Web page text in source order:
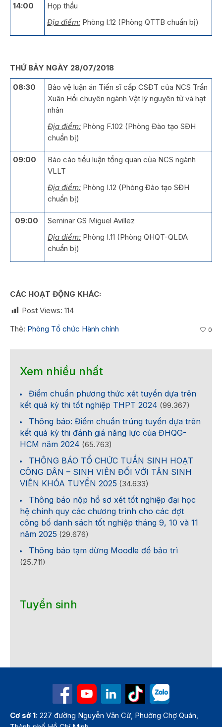
14:00
Họp thầu
Địa điểm: Phòng I.12 (Phòng QTTB chuẩn bị)
THỨ BẢY NGÀY 28/07/2018
08:30
Bảo vệ luận án Tiến sĩ cấp CSĐT của NCS Trần
Xuân Hồi chuyên ngành Vật lý nguyên tử và hạt
nhân
Địa điểm: Phòng F.102 (Phòng Đào tạo SĐH
chuẩn bị)
09:00
Báo cáo tiểu luận tổng quan của NCS ngành
VLLT
Địa điểm: Phòng I.12 (Phòng Đào tạo SĐH
chuẩn bị)
09:00
Seminar GS Miguel Avillez
Địa điểm: Phòng I.11 (Phòng QHQT-QLDA
chuẩn bị)
CÁC HOẠT ĐỘNG KHÁC:
Post Views: 114
Thẻ: Phòng Tổ chức Hành chính 0
Xem nhiều nhất
Điểm chuẩn phương thức xét tuyển dựa trên
kết quả kỳ thi tốt nghiệp THPT 2024 (99.367)
Thông báo: Điểm chuẩn trúng tuyển dựa trên
kết quả kỳ thi đánh giá năng lực của ĐHQG-
HCM năm 2024 (65.763)
THÔNG BÁO TỔ CHỨC TUẦN SINH HOẠT
CÔNG DÂN – SINH VIÊN ĐỐI VỚI TÂN SINH
VIÊN KHÓA TUYỂN 2025 (34.633)
Thông báo nộp hồ sơ xét tốt nghiệp đại học
hệ chính quy các chương trình cho các đợt
công bố danh sách tốt nghiệp tháng 9, 10 và 11
năm 2025 (29.676)
Thông báo tạm dừng Moodle để bảo trì
(25.711)
Tuyển sinh
Cơ sở 1: 227 đường Nguyễn Văn Cừ, Phường Chợ Quán,